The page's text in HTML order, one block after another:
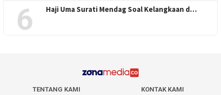
6 Haji Uma Surati Mendag Soal Kelangkaan d…
TENTANG KAMI
KONTAK KAMI